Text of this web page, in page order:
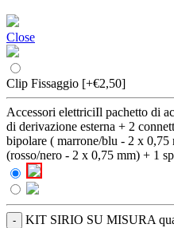
Close
Clip Fissaggio [+€2,50]
Accessori elettriciIl pachetto di
di derivazione esterna + 2
bipolare ( marrone/blu - 2 x
(rosso/nero - 2 x 0,75 mm) + 1
KIT SIRIO SU MISURA